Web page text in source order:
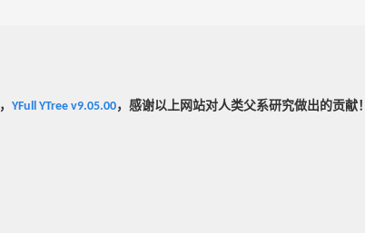
， YFull YTree v9.05.00，感谢以上网站对人类父系研究做出的贡献！